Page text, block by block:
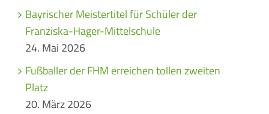
Bayrischer Meistertitel für Schüler der
Franziska-Hager-Mittelschule
24. Mai 2026
Fußballer der FHM erreichen tollen zweiten
Platz
20. März 2026